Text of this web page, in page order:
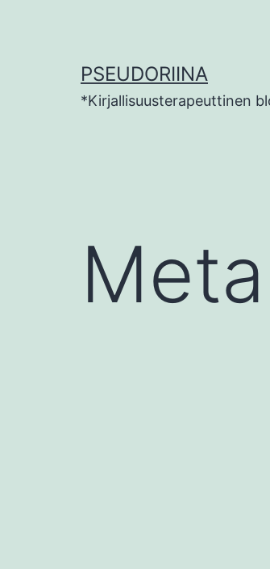
PSEUDORIINA
*Kirjallisuusterapeuttinen